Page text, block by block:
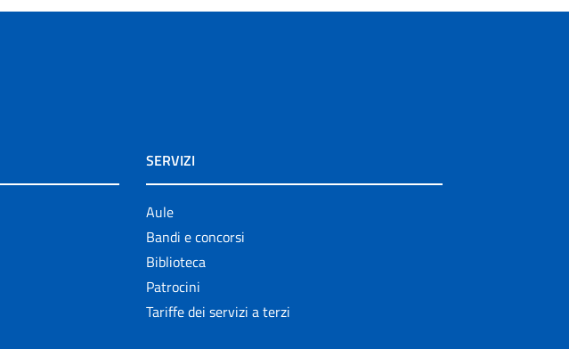
SERVIZI
Aule
Bandi e concorsi
Biblioteca
Patrocini
Tariffe dei servizi a terzi